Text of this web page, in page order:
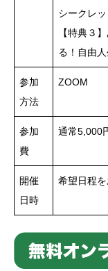
シークレ
【特典３
る！自由
参加
方法
ZOOM
参加
費
通常5,000
開催
日時
希望日程